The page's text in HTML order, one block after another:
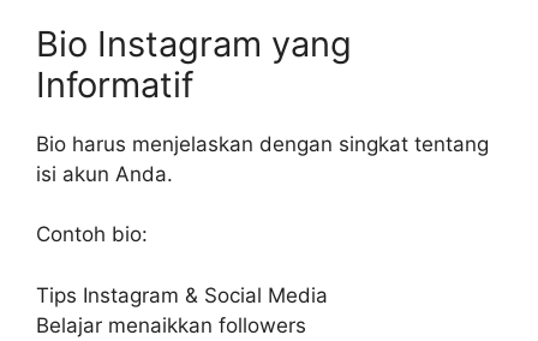
Bio Instagram yang
Informatif
Bio harus menjelaskan dengan singkat tentang
isi akun Anda.
Contoh bio:
Tips Instagram & Social Media
Belajar menaikkan followers